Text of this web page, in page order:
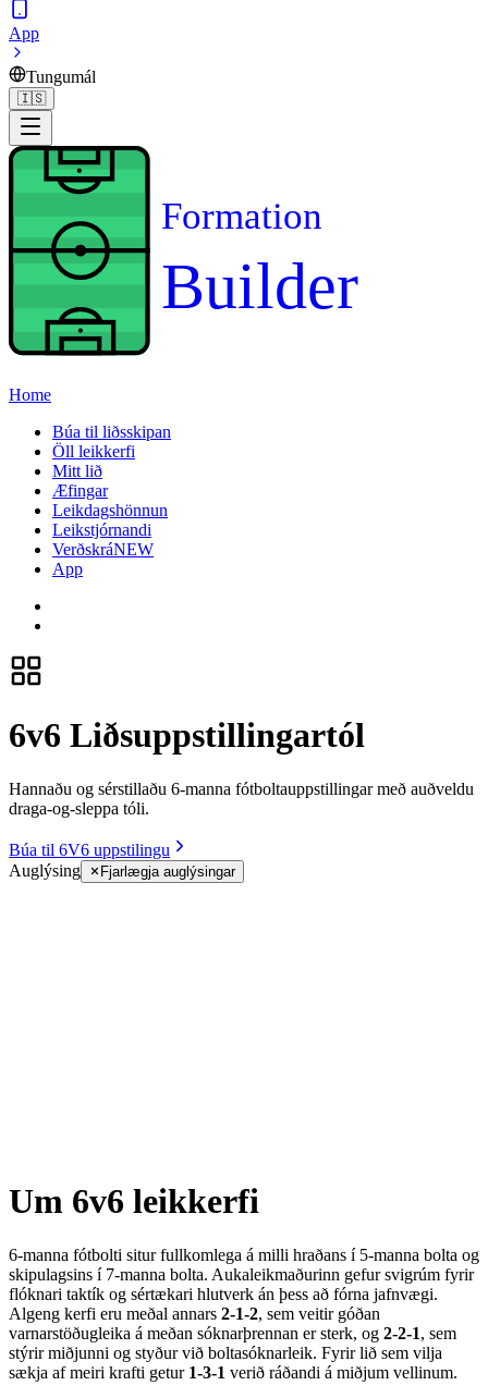
App
Tungumál
🇮🇸
Formation
Builder
Home
Búa til liðsskipan
Öll leikkerfi
Mitt lið
Æfingar
Leikdagshönnun
Leikstjórnandi
VerðskráNEW
App
6v6 Liðsuppstillingartól
Hannaðu og sérstillaðu 6-manna fótboltauppstillingar með auðveldu
draga-og-sleppa tóli.
Búa til 6V6 uppstilingu
Auglýsing
Fjarlægja auglýsingar
Um 6v6 leikkerfi
6-manna fótbolti situr fullkomlega á milli hraðans í 5-manna bolta og
skipulagsins í 7-manna bolta. Aukaleikmaðurinn gefur svigrúm fyrir
flóknari taktík og sértækari hlutverk án þess að fórna jafnvægi.
Algeng kerfi eru meðal annars 2-1-2, sem veitir góðan
varnarstöðugleika á meðan sóknarþrennan er sterk, og 2-2-1, sem
stýrir miðjunni og styður við boltasóknarleik. Fyrir lið sem vilja
sækja af meiri krafti getur 1-3-1 verið ráðandi á miðjum vellinum.